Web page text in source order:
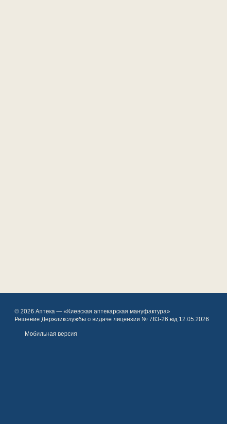
© 2026 Аптека — «Киевская аптекарская мануфактура»
Решение Держликслужбы о видаче лицензии № 783-26 від 12.05.2026
Мобильная версия